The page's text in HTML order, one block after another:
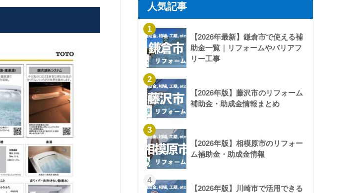
人気記事
1
【2026年最新】鎌倉市で使える補
助金一覧｜リフォームやバリアフ
リー工事
2
【2026年版】藤沢市のリフォーム
補助金・助成金情報まとめ
3
【2026年版】相模原市のリフォー
ム補助金・助成金情報
4
【2026年版】川崎市で活用できる